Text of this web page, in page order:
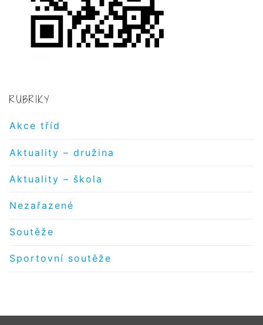
RUBRIKY
Akce tříd
Aktuality – družina
Aktuality – škola
Nezařazené
Soutěže
Sportovní soutěže